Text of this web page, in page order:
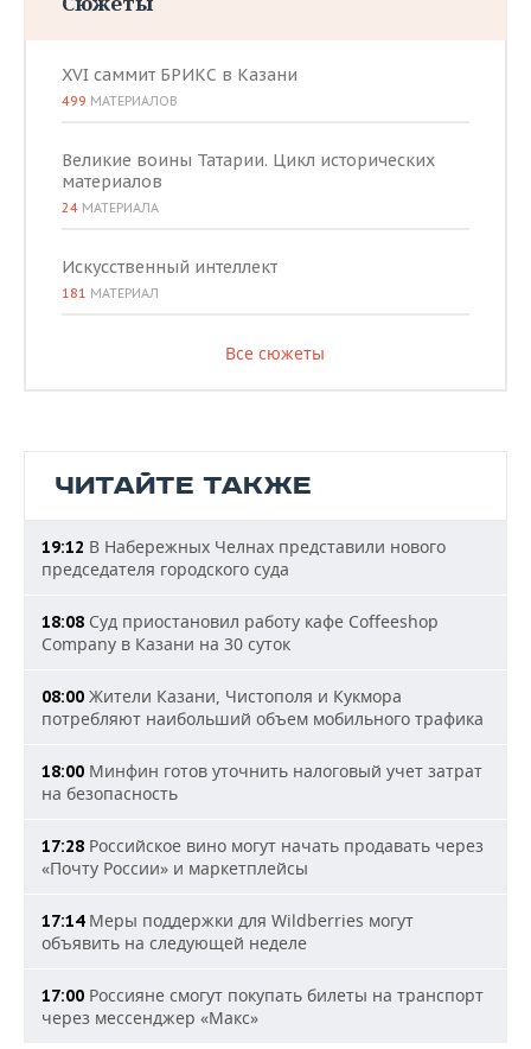
XVI саммит БРИКС в Казани
499 МАТЕРИАЛОВ
Великие воины Татарии. Цикл исторических
материалов
24 МАТЕРИАЛА
Искусственный интеллект
181 МАТЕРИАЛ
Все сюжеты
ЧИТАЙТЕ ТАКЖЕ
19:12 В Набережных Челнах представили нового
председателя городского суда
18:08 Суд приостановил работу кафе Coffeeshop
Company в Казани на 30 суток
08:00 Жители Казани, Чистополя и Кукмора
потребляют наибольший объем мобильного трафика
18:00 Минфин готов уточнить налоговый учет затрат
на безопасность
17:28 Российское вино могут начать продавать через
«Почту России» и маркетплейсы
17:14Меры поддержки для Wildberries могут
объявить на следующей неделе
17:00 Россияне смогут покупать билеты на транспорт
через мессенджер «Макс»